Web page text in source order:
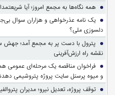
همه نگاه‌ها به مجمع امروز؛ آیا
یک نامه عذرخواهی و هزاران سوال
دلسوزی ملی؟
نقشه راه ارزش‌آفرینی
فراخوان مناقصه یک مرحله‌ای عمومی
و میوه پرسنل سایت پروژه پتروشیمی
توقف پروژه، تعدیل نیرو؛ مدیران